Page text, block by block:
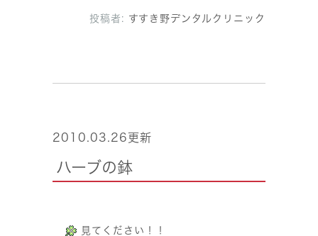
投稿者: すすき野デンタルクリニック
2010.03.26更新
ハーブの鉢
見てください！！